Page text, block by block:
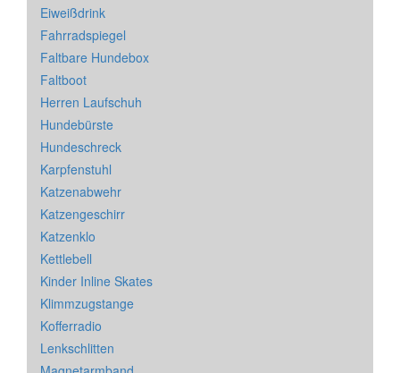
Eiweißdrink
Fahrradspiegel
Faltbare Hundebox
Faltboot
Herren Laufschuh
Hundebürste
Hundeschreck
Karpfenstuhl
Katzenabwehr
Katzengeschirr
Katzenklo
Kettlebell
Kinder Inline Skates
Klimmzugstange
Kofferradio
Lenkschlitten